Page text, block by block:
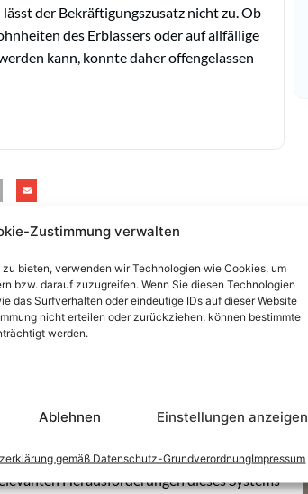
Zustimmung verwalten
zu bieten, verwenden wir Technologien wie Cookies, um
bzw. darauf zuzugreifen. Wenn Sie diesen Technologien
das Surfverhalten oder eindeutige IDs auf dieser Website
nicht erteilen oder zurückziehen, können bestimmte
werden.
Ablehnen Einstellungen anzeigen
gemäß Datenschutz-GrundverordnungImpressum
der Bekräftigungszusatz nicht zu. Ob
des Erblassers oder auf allfällige
kann, konnte daher offengelassen
finden, der auf Ihr
ist
zu beraten und Klienten vor
der Rechtsberatung zu erbringen und
Herausforderungen dieses Systems